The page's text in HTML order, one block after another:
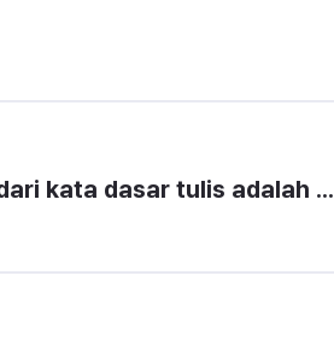
kata dasar tulis adalah ...